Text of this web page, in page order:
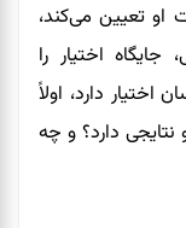
تعیین می‌کند،
اختیار را
دارد، اولاً
دارد؟ و چه